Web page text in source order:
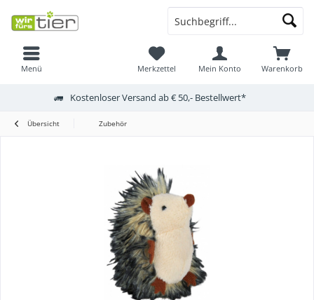
Menü Warenkorb
Merkzettel Mein Konto
Kostenloser Versand ab € 50,- Bestellwert*
Übersicht Zubehör